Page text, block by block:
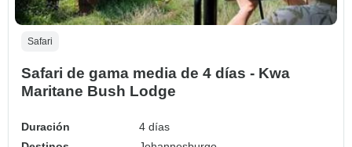
Safari
Safari de gama media de 4 días - Kwa
Maritane Bush Lodge
Duración
4 días